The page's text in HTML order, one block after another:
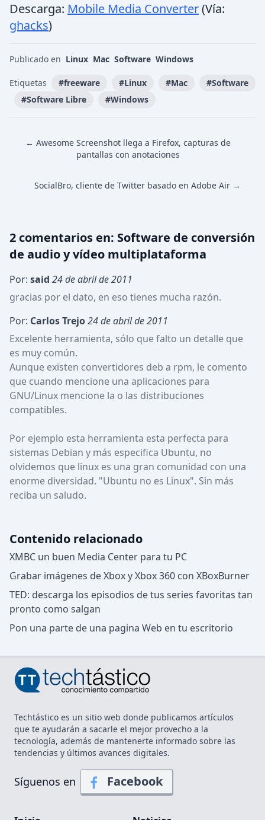
Descarga: Mobile Media Converter(Vía:
ghacks)
Publicado en Linux Mac Software Windows
Etiquetas #freeware #Linux #Mac #Software
#Software Libre #Windows
← Awesome Screenshot llega a Firefox, capturas de
pantallas con anotaciones
SocialBro, cliente de Twitter basado en Adobe Air →
2 comentarios en: Software de conversión
de audio y vídeo multiplataforma
Por: said 24 de abril de 2011
gracias por el dato, en eso tienes mucha razón.
Por: Carlos Trejo24 de abril de 2011
Excelente herramienta, sólo que falto un detalle que
es muy común.
Aunque existen convertidores deb a rpm, le comento
que cuando mencione una aplicaciones para
GNU/Linux mencione la o las distribuciones
compatibles.
Por ejemplo esta herramienta esta perfecta para
sistemas Debian y más especifica Ubuntu, no
olvidemos que linux es una gran comunidad con una
enorme diversidad. "Ubuntu no es Linux". Sin más
reciba un saludo.
Contenido relacionado
XMBC un buen Media Center para tu PC
Grabar imágenes de Xbox y Xbox 360 con XBoxBurner
TED: descarga los episodios de tus series favoritas tan
pronto como salgan
Pon una parte de una pagina Web en tu escritorio
Techtástico es un sitio web donde publicamos artículos
que te ayudarán a sacarle el mejor provecho a la
tecnología, además de mantenerte informado sobre las
tendencias y últimos avances digitales.
Síguenos en Facebook